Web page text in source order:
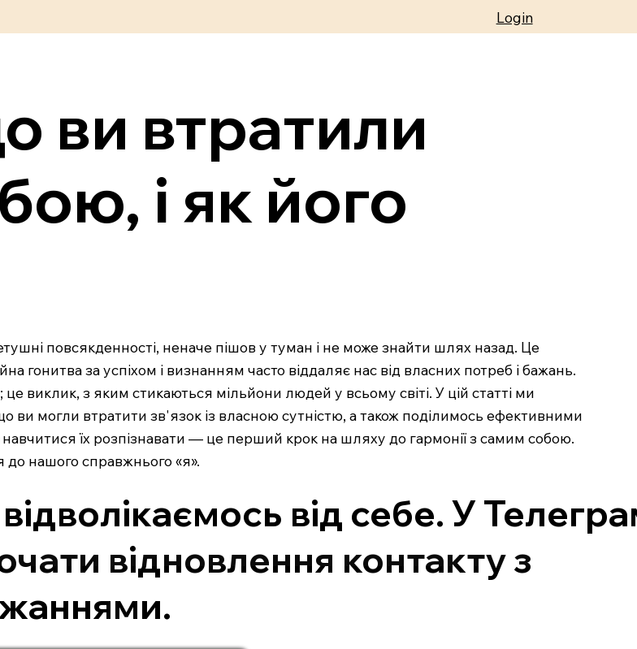
Login
ви втратили
і як його
повсякденності, неначе пішов у туман і не може знайти шлях назад. Це
гонитва за успіхом і визнанням часто віддаляє нас від власних потреб і бажань.
виклик, з яким стикаються мільйони людей у всьому світі. У цій статті ми
ви могли втратити зв'язок із власною сутністю, а також поділимось ефективними
їх розпізнавати — це перший крок на шляху до гармонії з самим собою.
нашого справжнього «я».
від себе. У
відновлення контакту з